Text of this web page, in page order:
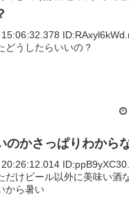
どうしたらいいの？
のかさっぱりわから
だけビール以外に美味い酒
から暑い